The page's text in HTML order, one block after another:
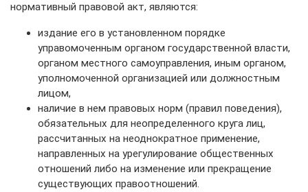
нормативный правовой акт, являются:
издание его в установленном порядке
управомоченным органом государственной власти,
органом местного самоуправления, иным органом,
уполномоченной организацией или должностным
лицом,
наличие в нем правовых норм (правил поведения),
обязательных для неопределенного круга лиц,
рассчитанных на неоднократное применение,
направленных на урегулирование общественных
отношений либо на изменение или прекращение
существующих правоотношений.